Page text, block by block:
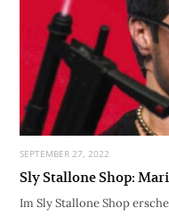
SEPTEMBER 27, 2022
Sly Stallone Shop:
Im Sly Stallone Shop